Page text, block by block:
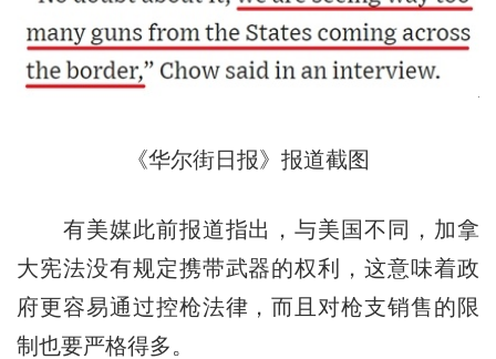
《华尔街日报》报道截图
有美媒此前报道指出，与美国不同，加拿
大宪法没有规定携带武器的权利，这意味着政
府更容易通过控枪法律，而且对枪支销售的限
制也要严格得多。